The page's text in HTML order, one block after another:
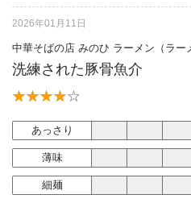
2026年01月11日
中華そばの店 みのひ ラーメン（ラー
洗練された豚骨魚介
あっさり
薄味
細麺